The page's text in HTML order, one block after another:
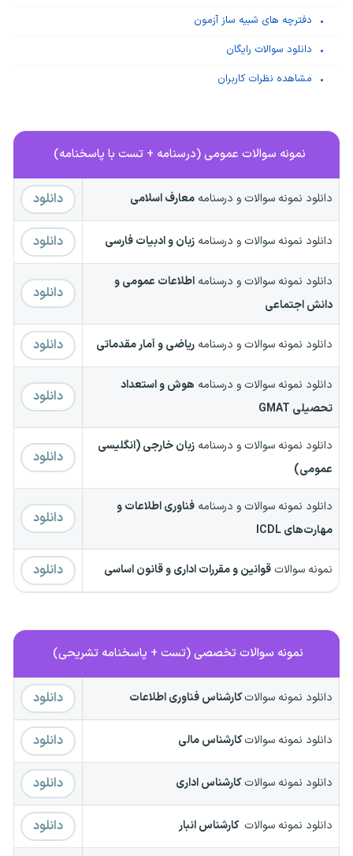
دفترچه های شبیه ساز آزمون
دانلود سوالات رایگان
مشاهده نظرات کاربران
نمونه سوالات عمومی (درسنامه + تست با پاسخنامه)
دانلود نمونه سوالات و درسنامه معارف اسلامی دانلود
دانلود نمونه سوالات و درسنامه زبان و ادبیات فارسی دانلود
دانلود نمونه سوالات و درسنامه اطلاعات عمومی و
دانش اجتماعی
دانلود
دانلود نمونه سوالات و درسنامه ریاضی و آمار مقدماتی دانلود
دانلود نمونه سوالات و درسنامه هوش و استعداد
تحصیلی GMAT
دانلود
دانلود نمونه سوالات و درسنامه زبان خارجی (انگلیسی
عمومی)
دانلود
دانلود نمونه سوالات و درسنامه فناوری اطلاعات و
مهارت‌های ICDL
دانلود
نمونه سوالات قوانین و مقررات اداری و قانون اساسی دانلود
نمونه سوالات تخصصی (تست + پاسخنامه تشریحی)
دانلود نمونه سوالاتکارشناس فناوری اطلاعات دانلود
دانلود نمونه سوالاتکارشناس مالی دانلود
دانلود نمونه سوالاتکارشناس اداری دانلود
دانلود نمونه سوالات کارشناس انبار دانلود